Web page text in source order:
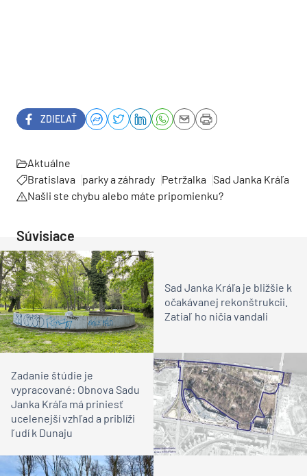
ZDIEĽAŤ
Aktuálne
Bratislava
parky a záhrady Petržalka Sad Janka Kráľa
Našli ste chybu alebo máte pripomienku?
Súvisiace
Sad Janka Kráľa je bližšie k
očakávanej rekonštrukcii.
Zatiaľ ho ničia vandali
Zadanie štúdie je
vypracované: Obnova Sadu
Janka Kráľa má priniesť
ucelenejší vzhľad a priblíži
ľudí k Dunaju